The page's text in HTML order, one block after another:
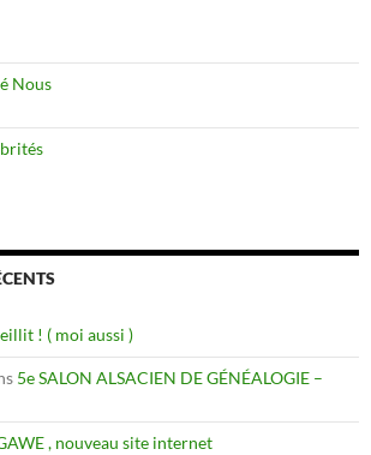
Nous
! ( moi aussi )
5e SALON ALSACIEN DE GÉNÉALOGIE –
, nouveau site internet